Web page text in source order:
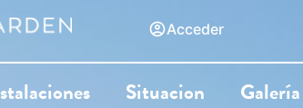
Acceder
Situacion Galería